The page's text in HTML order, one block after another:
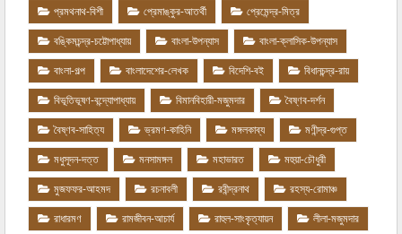
প্রমথনাথ-বিশী
প্রেমাঙ্কুর-আতর্থী
প্রেমেন্দ্র-মিত্র
বঙ্কিমচন্দ্র-চট্টোপাধ্যায়
বাংলা-উপন্যাস
বাংলা-ক্লাসিক-উপন্যাস
বাংলা-গল্প
বাংলাদেশের-লেখক বিদেশি-বই
বিধানচন্দ্র-রায়
বিভূতিভূষণ-বন্দ্যোপাধ্যায়
বিমানবিহারী-মজুমদার
বৈষ্ণব-দর্শন
বৈষ্ণব-সাহিত্য
ভ্রমণ-কাহিনি মঙ্গলকাব্য
মণীন্দ্র-গুপ্ত
মধুসূদন-দত্ত
মনসামঙ্গল মহাভারত
মহুয়া-চৌধুরী
মুজফফর-আহমদ
রচনাবলী রবীন্দ্রনাথ
রহস্য-রোমাঞ্চ
রাধারমণ
রামজীবন-আচার্য রাহুল-সাংকৃত্যায়ন
লীলা-মজুমদার